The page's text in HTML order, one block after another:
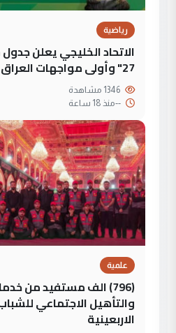
رياضية
الاتحاد الخليجي يعلن
27" وأولى مواجهات العراق
--منذ 18 ساعة
علمية
(796) الف مستفيد من
والتأهيل الاجتماعي
الاربعينية